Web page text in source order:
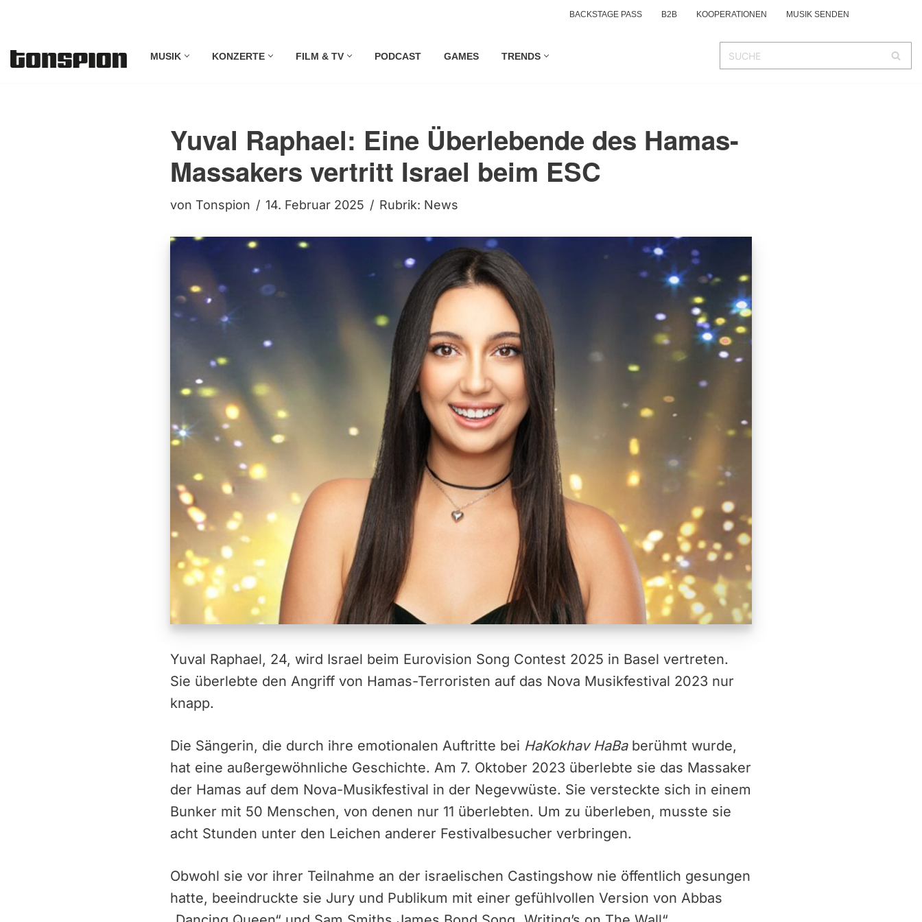
Inhalt
BACKSTAGE PASS B2B KOOPERATIONEN MUSIK SENDEN
MUSIK KONZERTE FILM & TV PODCAST GAMES TRENDS
Yuval Raphael: Eine Überlebende des Hamas-
Massakers vertritt Israel beim ESC
vonTonspion 14. Februar 2025 Rubrik: News
Yuval Raphael, 24, wird Israel beim Eurovision Song Contest 2025 in Basel vertreten.
Sie überlebte den Angriff von Hamas-Terroristen auf das Nova Musikfestival 2023 nur
knapp.
Die Sängerin, die durch ihre emotionalen Auftritte bei HaKokhav HaBaberühmt wurde,
hat eine außergewöhnliche Geschichte. Am 7. Oktober 2023 überlebte sie das Massaker
der Hamas auf dem Nova-Musikfestival in der Negevwüste. Sie versteckte sich in einem
Bunker mit 50 Menschen, von denen nur 11 überlebten. Um zu überleben, musste sie
acht Stunden unter den Leichen anderer Festivalbesucher verbringen.
Obwohl sie vor ihrer Teilnahme an der israelischen Castingshow nie öffentlich gesungen
hatte, beeindruckte sie Jury und Publikum mit einer gefühlvollen Version von Abbas